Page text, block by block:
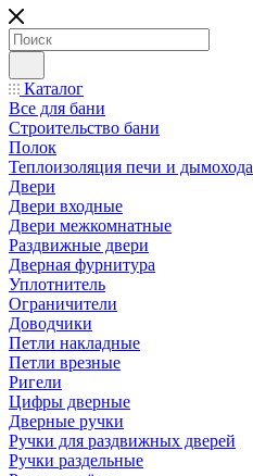
Каталог
Все для бани
Строительство бани
Полок
Теплоизоляция печи и дымохода
Двери
Двери входные
Двери межкомнатные
Раздвижные двери
Дверная фурнитура
Уплотнитель
Ограничители
Доводчики
Петли накладные
Петли врезные
Ригели
Цифры дверные
Дверные ручки
Ручки для раздвижных дверей
Ручки раздельные